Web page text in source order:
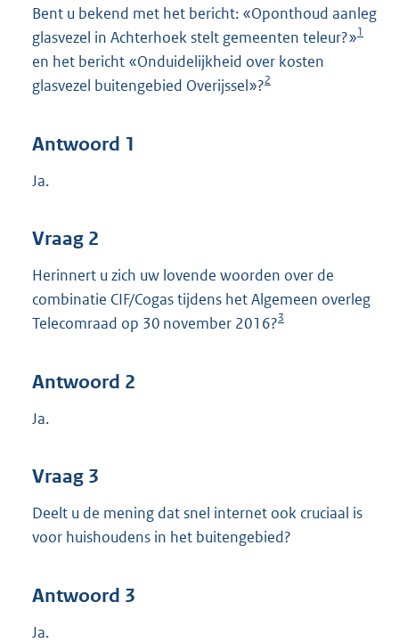
Bent u bekend met het bericht: «Oponthoud aanleg
glasvezel in Achterhoek stelt gemeenten teleur?»1
en het bericht «Onduidelijkheid over kosten
glasvezel buitengebied Overijssel»?2
Antwoord 1
Ja.
Vraag 2
Herinnert u zich uw lovende woorden over de
combinatie CIF/Cogas tijdens het Algemeen overleg
Telecomraad op 30 november 2016?3
Antwoord 2
Ja.
Vraag 3
Deelt u de mening dat snel internet ook cruciaal is
voor huishoudens in het buitengebied?
Antwoord 3
Ja.